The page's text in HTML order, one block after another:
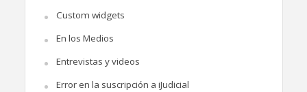
Custom widgets
En los Medios
Entrevistas y videos
Error en la suscripción a iJudicial